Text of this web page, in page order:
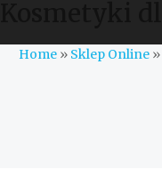
Home» Sklep Online»